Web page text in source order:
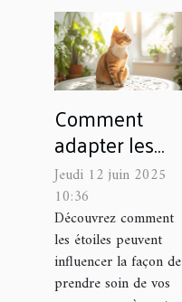
Comment
adapter les
soins de votre
animal selon
son signe
astrologique
Jeudi 12 juin 2025
10:36
Découvrez comment
les étoiles peuvent
influencer la façon de
prendre soin de vos